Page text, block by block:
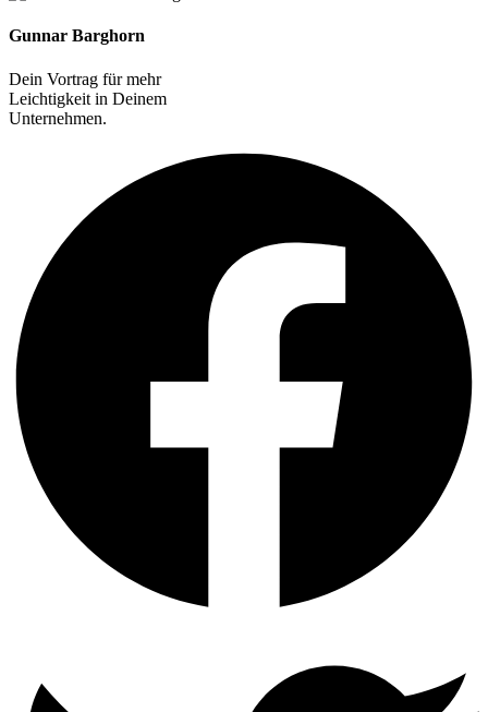
Gunnar Barghorn
Dein Vortrag für mehr
Leichtigkeit in Deinem
Unternehmen.